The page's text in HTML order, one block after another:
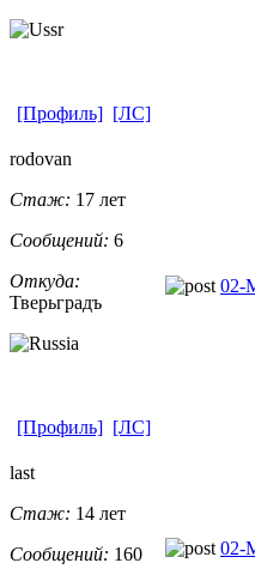
[Профиль] [ЛС]
rodovan
Стаж: 17 лет
Сообщений: 6
Откуда:
Тверьградъ
02-
[Профиль] [ЛС]
last
Стаж: 14 лет
Сообщений: 160 02-